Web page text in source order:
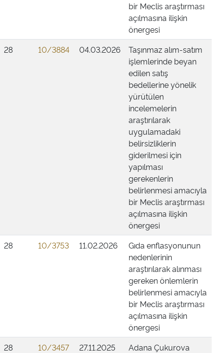
bir Meclis araştırması
açılmasına ilişkin
önergesi
28
10/3884 04.03.2026
Taşınmaz alım-satım
işlemlerinde beyan
edilen satış
bedellerine yönelik
yürütülen
incelemelerin
araştırılarak
uygulamadaki
belirsizliklerin
giderilmesi için
yapılması
gerekenlerin
belirlenmesi amacıyla
bir Meclis araştırması
açılmasına ilişkin
önergesi
28
10/3753 11.02.2026
Gıda enflasyonunun
nedenlerinin
araştırılarak alınması
gereken önlemlerin
belirlenmesi amacıyla
bir Meclis araştırması
açılmasına ilişkin
önergesi
28
10/3457 27.11.2025
Adana Çukurova